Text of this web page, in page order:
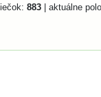
883 | aktuálne